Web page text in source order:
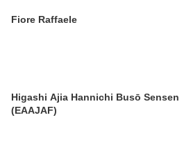
Fiore Raffaele
Higashi Ajia Hannichi Busō Sensen
(EAAJAF)